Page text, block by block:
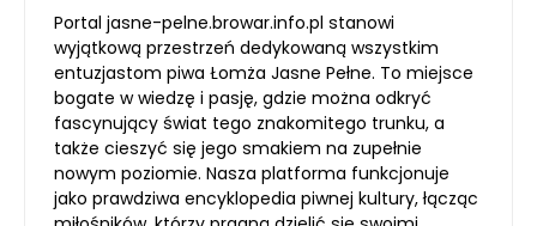
Portal jasne-pelne.browar.info.pl stanowi
wyjątkową przestrzeń dedykowaną wszystkim
entuzjastom piwa Łomża Jasne Pełne. To miejsce
bogate w wiedzę i pasję, gdzie można odkryć
fascynujący świat tego znakomitego trunku, a
także cieszyć się jego smakiem na zupełnie
nowym poziomie. Nasza platforma funkcjonuje
jako prawdziwa encyklopedia piwnej kultury, łącząc